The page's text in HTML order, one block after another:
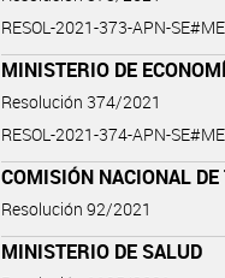
RESOL-2021-373-APN-
MINISTERIO DE
Resolución 374/2021
RESOL-2021-374-APN-
COMISIÓN NACIONAL
Resolución 92/2021
MINISTERIO DE SALUD